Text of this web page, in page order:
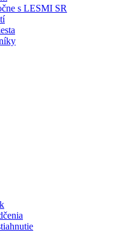
s LESMI SR